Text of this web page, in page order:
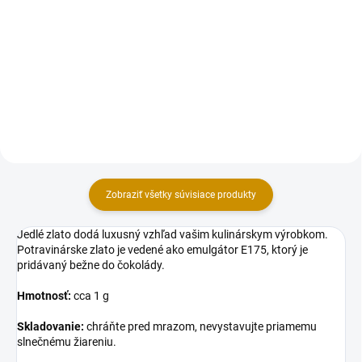
Zobraziť všetky súvisiace produkty
Jedlé zlato dodá luxusný vzhľad vašim kulinárskym výrobkom.
Potravinárske zlato je vedené ako emulgátor E175, ktorý je
pridávaný bežne do čokolády.
Hmotnosť: cca 1 g
Skladovanie: chráňte pred mrazom, nevystavujte priamemu
slnečnému žiareniu.